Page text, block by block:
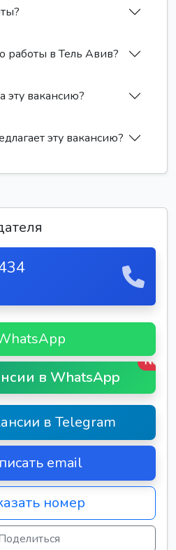
работы в Тель Авив?
эту вакансию?
эту вакансию?
в WhatsApp
New
в Telegram
email
номер